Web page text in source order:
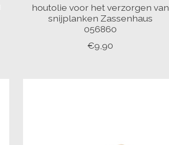
houtolie voor het verzorgen van
snijplanken Zassenhaus
056860
€9,90